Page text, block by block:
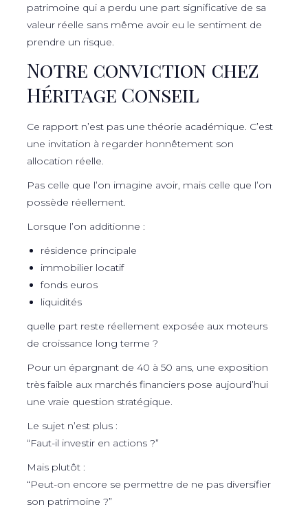
patrimoine qui a perdu une part significative de sa
valeur réelle sans même avoir eu le sentiment de
prendre un risque.
Notre conviction chez
Héritage Conseil
Ce rapport n’est pas une théorie académique. C’est
une invitation à regarder honnêtement son
allocation réelle.
Pas celle que l’on imagine avoir, mais celle que l’on
possède réellement.
Lorsque l’on additionne :
résidence principale
immobilier locatif
fonds euros
liquidités
quelle part reste réellement exposée aux moteurs
de croissance long terme ?
Pour un épargnant de 40 à 50 ans, une exposition
très faible aux marchés financiers pose aujourd’hui
une vraie question stratégique.
Le sujet n’est plus :
“Faut-il investir en actions ?”
Mais plutôt :
“Peut-on encore se permettre de ne pas diversifier
son patrimoine ?”